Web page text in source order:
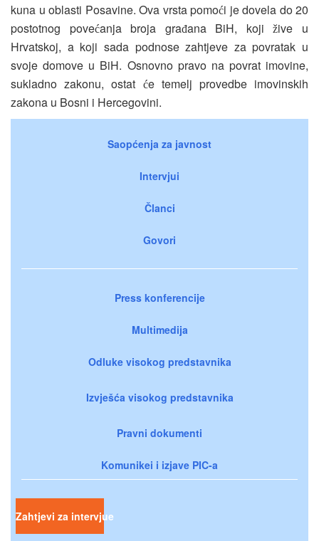
kuna u oblasti Posavine. Ova vrsta pomoći je dovela do 20
postotnog povećanja broja građana BiH, kojižive u
Hrvatskoj, a koji sada podnose zahtjeve za povratak u
svoje domove u BiH. Osnovno pravo na povrat imovine,
sukladno zakonu, ostat
će temelj provedbe imovinskih
zakona u Bosni i Hercegovini.
Saopćenja za javnost
Intervjui
Članci
Govori
Press konferencije
Multimedija
Odluke visokog predstavnika
Izvješća visokog predstavnika
Pravni dokumenti
Komunikei i izjave PIC-a
Zahtjevi za intervjue